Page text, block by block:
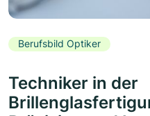
Berufsbild Optiker
Techniker in der